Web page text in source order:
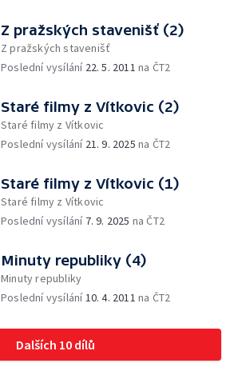
Z pražských stavenišť (2)
Z pražských stavenišť
Poslední vysílání 22. 5. 2011 na ČT2
Staré filmy z Vítkovic (2)
Staré filmy z Vítkovic
Poslední vysílání 21. 9. 2025 na ČT2
Staré filmy z Vítkovic (1)
Staré filmy z Vítkovic
Poslední vysílání 7. 9. 2025 na ČT2
Minuty republiky (4)
Minuty republiky
Poslední vysílání10. 4. 2011 na ČT2
Dalších 10 dílů